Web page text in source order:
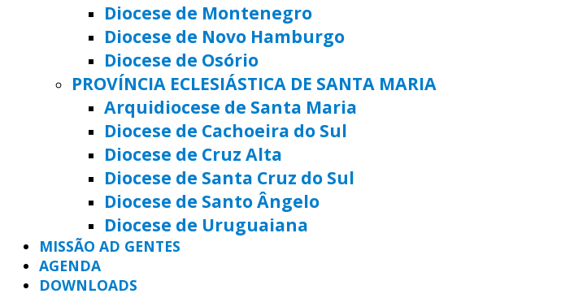
Diocese de Montenegro
Diocese de Novo Hamburgo
Diocese de Osório
PROVÍNCIA ECLESIÁSTICA DE SANTA MARIA
Arquidiocese de Santa Maria
Diocese de Cachoeira do Sul
Diocese de Cruz Alta
Diocese de Santa Cruz do Sul
Diocese de Santo Ângelo
Diocese de Uruguaiana
MISSÃO AD GENTES
AGENDA
DOWNLOADS